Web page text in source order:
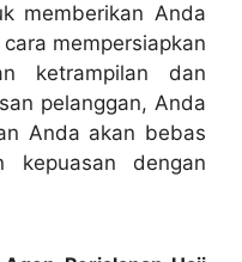
memberikan Anda
mempersiapkan
ketrampilan dan
pelanggan, Anda
Anda akan bebas
kepuasan dengan